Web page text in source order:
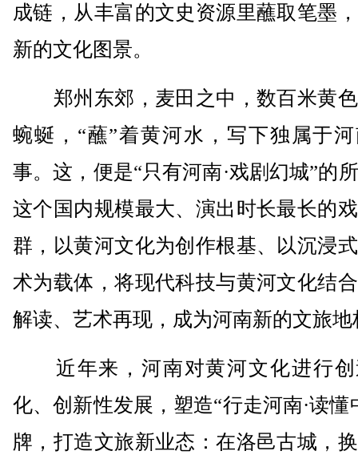
成链，从丰富的文史资源里蘸取笔墨
新的文化图景。
郑州东郊，麦田之中，数百米黄
蜿蜒，“蘸”着黄河水，写下独属于
事。这，便是“只有河南·戏剧幻城”的
这个国内规模最大、演出时长最长的
群，以黄河文化为创作根基、以沉浸
术为载体，将现代科技与黄河文化结
解读、艺术再现，成为河南新的文旅地
近年来，河南对黄河文化进行创
化、创新性发展，塑造“行走河南·读懂
牌，打造文旅新业态：在洛邑古城，